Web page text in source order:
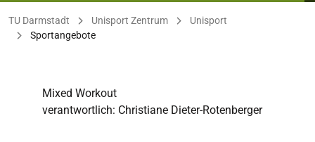
Sie befinden sich hier:
TU Darmstadt Unisport Zentrum
Unisport
Sportangebote
Mixed Workout
verantwortlich: Christiane Dieter-Rotenberger